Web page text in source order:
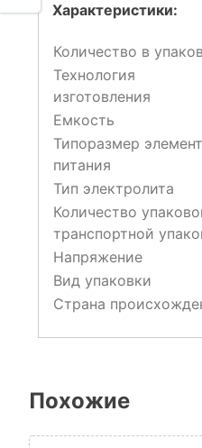
Характеристики:
Количество в
Технология
изготовления
Емкость
Типоразмер
питания
Тип электролита
Количество
транспортной
Напряжение
Вид упаковки
Страна
Похожие